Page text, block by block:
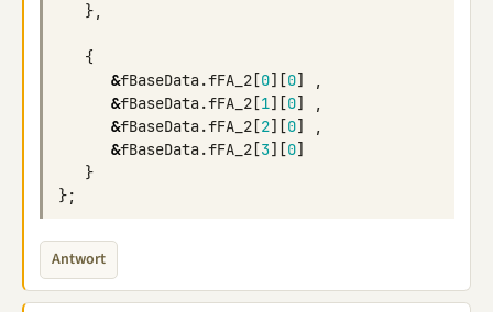
},
{
&fBaseData.fFA_2 [0][0]
,
&fBaseData.fFA_2 [1][0]
,
&fBaseData.fFA_2 [2][0]
,
&fBaseData.fFA_2 [3][0]
}
};
Antwort